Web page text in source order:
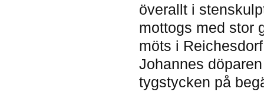
överallt i
mottogs med stor
möts i
Johannes
tygstycken på